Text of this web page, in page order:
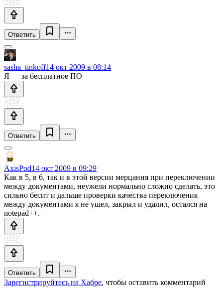
Ответить
sasha_tinkoff14 окт 2009 в 08:14
Я — за бесплатное ПО
Ответить
AxisPod14 окт 2009 в 09:29
Как в 5, в 6, так и в этой версии мерцания при переключении
между документами, неужели нормально сложно сделать, это
сильно бесит и дальше проверки качества переключения
между документами я не ушел, закрыл и удалил, остался на
notepad++.
Ответить
Зарегистрируйтесь на Хабре, чтобы оставить комментарий